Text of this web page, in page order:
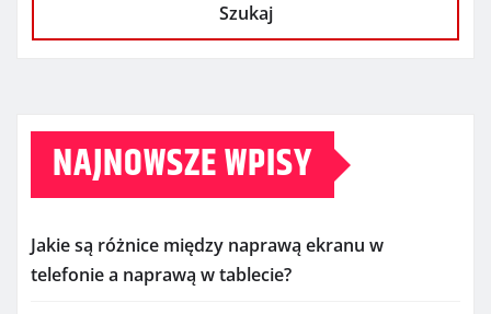
Szukaj
NAJNOWSZE WPISY
Jakie są różnice między naprawą ekranu w
telefonie a naprawą w tablecie?